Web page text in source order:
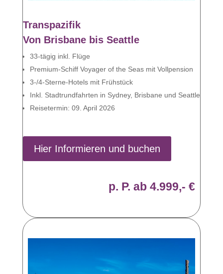
Transpazifik
Von Brisbane bis Seattle
33-tägig inkl. Flüge
Premium-Schiff Voyager of the Seas mit Vollpension
3-/4-Sterne-Hotels mit Frühstück
Inkl. Stadtrundfahrten in Sydney, Brisbane und Seattle
Reisetermin: 09. April 2026
Hier Informieren und buchen
p. P. ab 4.999,- €